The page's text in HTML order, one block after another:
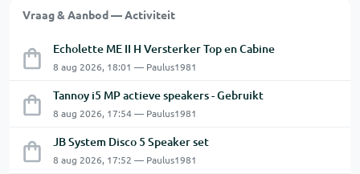
Vraag & Aanbod — Activiteit
Echolette ME II H Versterker Top en Cabine
8 aug 2026, 18:01 — Paulus1981
Tannoy i5 MP actieve speakers - Gebruikt
8 aug 2026, 17:54 — Paulus1981
JB System Disco 5 Speaker set
8 aug 2026, 17:52 — Paulus1981